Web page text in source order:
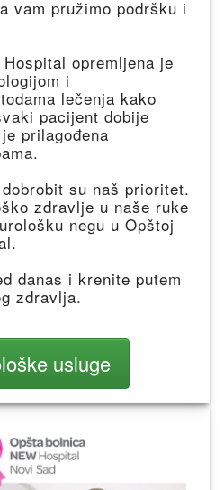
vam pružimo podršku i
opremljena je
i
lečenja kako
pacijent dobije
prilagođena
su naš prioritet.
zdravlje u naše ruke
negu u Opštoj
danas i krenite putem
zdravlja.
usluge